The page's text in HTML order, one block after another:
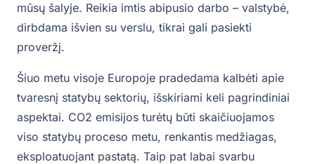
mūsų šalyje. Reikia imtis abipusio darbo – valstybė,
dirbdama išvien su verslu, tikrai gali pasiekti
proveržį.
Šiuo metu visoje Europoje pradedama kalbėti apie
tvaresnį statybų sektorių, išskiriami keli pagrindiniai
aspektai. CO2 emisijos turėtų būti skaičiuojamos
viso statybų proceso metu, renkantis medžiagas,
eksploatuojant pastatą. Taip pat labai svarbu